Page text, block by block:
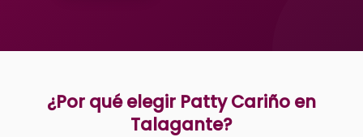
¿Por qué elegir Patty Cariño en
Talagante?